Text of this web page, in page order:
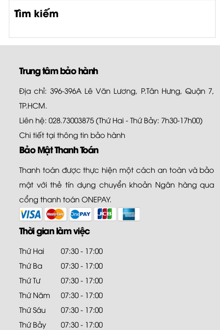
Tìm kiếm
Trung tâm bảo hành
Địa chỉ: 396-396A Lê Văn Lương, P.Tân Hưng, Quận 7,
TP.HCM.
Liên hệ: 028.73003875 (Thứ Hai - Thứ Bảy: 7h30-17h00)
Chi tiết tại thông tin bảo hành
Bảo Mật Thanh Toán
Thanh toán được thực hiện một cách an toàn và bảo
mật với thẻ tín dụng chuyển khoản Ngân hàng qua
cổng thanh toán ONEPAY.
Thời gian làm việc
Thứ Hai
07:30 - 17:00
Thứ Ba
07:30 - 17:00
Thứ Tư
07:30 - 17:00
Thứ Năm
07:30 - 17:00
Thứ Sáu
07:30 - 17:00
Thứ Bảy
07:30 - 17:00